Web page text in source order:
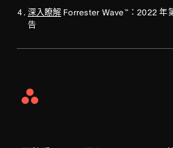
深入瞭解 Forrester Wave™：2022 年
告
Asana